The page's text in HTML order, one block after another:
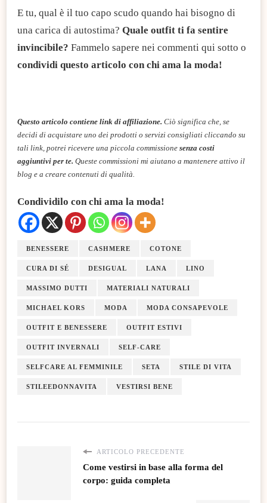
E tu, qual è il tuo capo scudo quando hai bisogno di
una carica di autostima? Quale outfit ti fa sentire
invincibile? Fammelo sapere nei commenti qui sotto o
condividi questo articolo con chi ama la moda!
Questo articolo contiene link di affiliazione. Ciò significa che, se
decidi di acquistare uno dei prodotti o servizi consigliati cliccando su
tali link, potrei ricevere una piccola commissione senza costi
aggiuntivi per te. Queste commissioni mi aiutano a mantenere attivo il
blog e a creare contenuti di qualità.
Condividilo con chi ama la moda!
BENESSERE CASHMERE COTONE
CURA DI SÉ DESIGUAL LANA LINO
MASSIMO DUTTI MATERIALI NATURALI
MICHAEL KORS MODA MODA CONSAPEVOLE
OUTFIT E BENESSERE OUTFIT ESTIVI
OUTFIT INVERNALI SELF-CARE
SELFCARE AL FEMMINILE SETA STILE DI VITA
STILEEDONNAVITA VESTIRSI BENE
ARTICOLO PRECEDENTE
Come vestirsi in base alla forma del
corpo: guida completa